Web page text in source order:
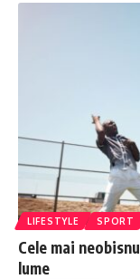
LIFESTYLE SPORT
Cele mai
lume